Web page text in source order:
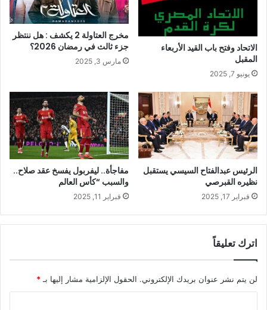
الاتحاد وفتح باب القيد الأربعاء
المقبل
يونيو 7, 2025
مخرج العتاولة 2 يكشف : هل ننتظر
جزء ثالث في رمضان 2026؟
مارس 3, 2025
الرئيس عبدالفتاح السيسي يستقبل
نظيره القبرصي
فبراير 17, 2025
مفاجأة.. ليفربول يفسخ عقد صلاح..
والسبب “كأس العالم
فبراير 11, 2025
اترك تعليقاً
لن يتم نشر عنوان بريدك الإلكتروني. الحقول الإلزامية مشار إليها بـ *